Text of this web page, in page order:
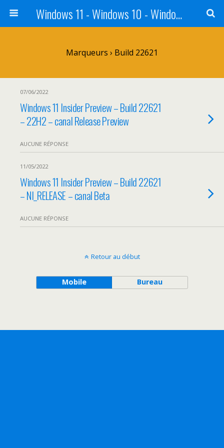
Windows 11 - Windows 10 - Windows 8 - Windows 7 - VISTA
Marqueurs › Build 22621
07/06/2022
Windows 11 Insider Preview – Build 22621
– 22H2 – canal Release Preview
AUCUNE RÉPONSE
11/05/2022
Windows 11 Insider Preview – Build 22621
– NI_RELEASE – canal Beta
AUCUNE RÉPONSE
Retour au début
Mobile Bureau